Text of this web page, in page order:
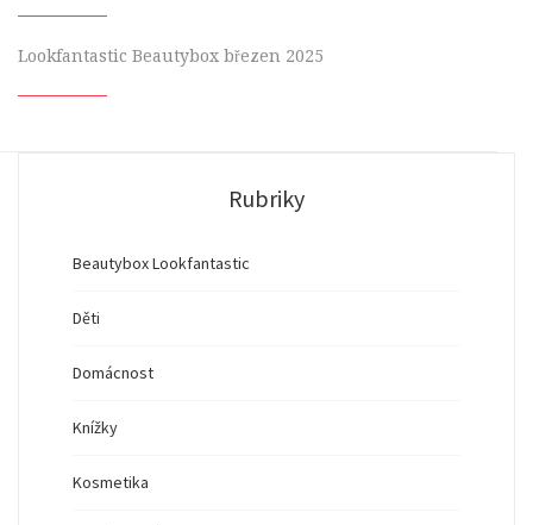
Lookfantastic Beautybox březen 2025
Rubriky
Beautybox Lookfantastic
Děti
Domácnost
Knížky
Kosmetika